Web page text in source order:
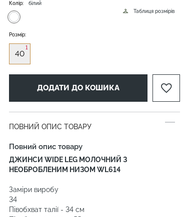
Колір:
білий
Таблиця розмірів
Розмір:
40
1
ДОДАТИ ДО КОШИКА
ПОВНИЙ ОПИС ТОВАРУ
Повний опис товару
ДЖИНСИ WIDE LEG МОЛОЧНИЙ З
НЕОБРОБЛЕНИМ НИЗОМ WL614
Заміри виробу
34
Півобхват талії - 34 см